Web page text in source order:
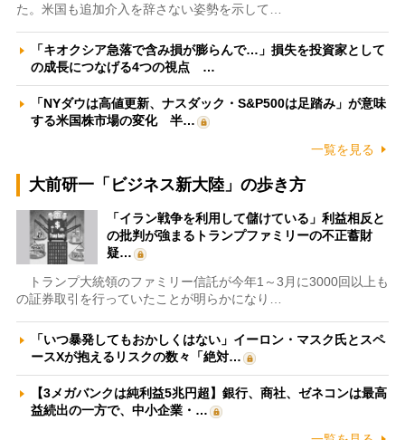
た。米国も追加介入を辞さない姿勢を示して…
「キオクシア急落で含み損が膨らんで…」損失を投資家として
の成長につなげる4つの視点 …
「NYダウは高値更新、ナスダック・S&P500は足踏み」が意味
する米国株市場の変化 半…
一覧を見る
大前研一「ビジネス新大陸」の歩き方
「イラン戦争を利用して儲けている」利益相反と
の批判が強まるトランプファミリーの不正蓄財
疑…
トランプ大統領のファミリー信託が今年1～3月に3000回以上も
の証券取引を行っていたことが明らかになり…
「いつ暴発してもおかしくはない」イーロン・マスク氏とスペ
ースXが抱えるリスクの数々「絶対…
【3メガバンクは純利益5兆円超】銀行、商社、ゼネコンは最高
益続出の一方で、中小企業・…